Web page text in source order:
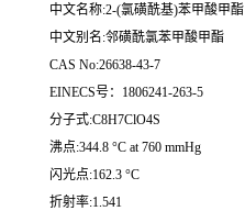
中文名称:2-(氯磺酰基)苯甲酸甲酯
中文别名:邻磺酰氯苯甲酸甲酯
CAS No:26638-43-7
EINECS号：1806241-263-5
分子式:C8H7ClO4S
沸点:344.8 °C at 760 mmHg
闪光点:162.3 °C
折射率:1.541